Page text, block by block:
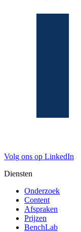
Volg ons op LinkedIn
Diensten
Onderzoek
Content
Afspraken
Prijzen
BenchLab